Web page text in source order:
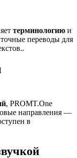
терминологию и
переводы для
, PROMT.One
направления —
в